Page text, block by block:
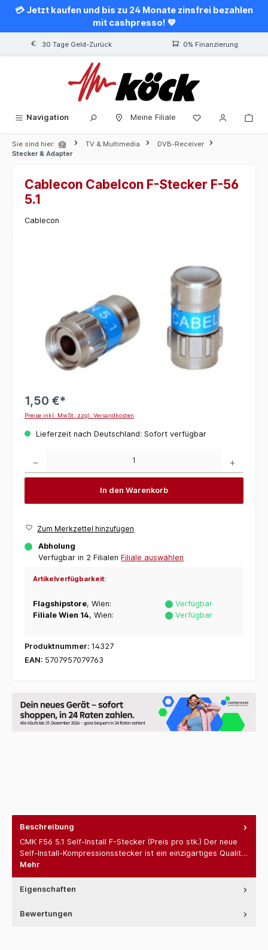
springen
💳 Jetzt kaufen und bis zu 24 Monate zinsfrei bezahlen
mit cashpresso! 💙
30 Tage Geld-Zurück 0% Finanzierung
Navigation Meine Filiale
Sie sind hier: TV & Multimedia
DVB-Receiver
Stecker & Adapter
Cablecon Cabelcon F-Stecker F-56
5.1
Cablecon
1,50 €*
Preise inkl. MwSt. zzgl. Versandkosten
Lieferzeit nach Deutschland: Sofort verfügbar
In den Warenkorb
Zum Merkzettel hinzufügen
Abholung
Verfügbar in 2 Filialen Filiale auswählen
Artikelverfügbarkeit:
Flagshipstore, Wien:
Verfügbar
Filiale Wien 14, Wien: Verfügbar
Produktnummer: 14327
EAN: 5707957079763
Beschreibung
CMK F56 5.1 Self-Install F-Stecker (Preis pro stk.) Der neue
Self-Install-Kompressionsstecker ist ein einzigartiges Qualit…
Mehr
Eigenschaften
Bewertungen